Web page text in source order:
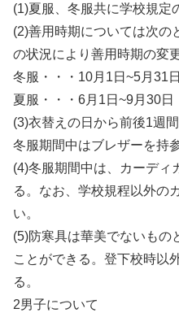
(1)夏服、冬服共に学校規定
(2)善用時期については次の
の状況により善用時期の変
冬服・・・10月1日~5月31日
夏服・・・6月1日~9月30日
(3)衣替えの日から前後1週
冬服期間中はブレザーを持
(4)冬服期間中は、カーディ
る。なお、学校規程以外の
い。
(5)防寒具は華美でないもの
ことができる。登下校時以
る。
2男子について